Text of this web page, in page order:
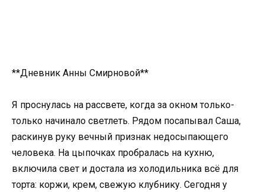
**Дневник Анны Смирновой**
Я проснулась на рассвете, когда за окном только-
только начинало светлеть. Рядом посапывал Саша,
раскинув руку вечный признак недосыпающего
человека. На цыпочках пробралась на кухню,
включила свет и достала из холодильника всё для
торта: коржи, крем, свежую клубнику. Сегодня у